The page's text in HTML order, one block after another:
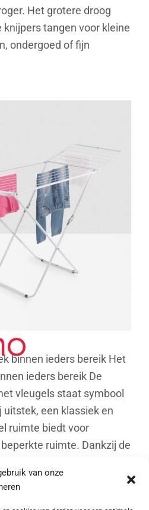
van onze
Het grotere droog
tangen voor kleine
ondergoed of fijn
binnen ieders bereik Het
ieders bereik De
vleugels staat symbool
een klassiek en
ruimte biedt voor
ruimte. Dankzij de